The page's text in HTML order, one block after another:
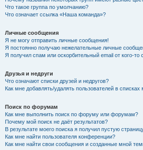
Что такое группа по умолчанию?
Что означает ссылка «Наша команда»?
Личные сообщения
Я не могу отправить личные сообщения!
Я постоянно получаю нежелательные личные
Я получил спам или оскорбительный email от кого-то
Друзья и недруги
Что означают списки друзей и недругов?
Как мне добавлять/удалять пользователей в списках
Поиск по форумам
Как мне выполнить поиск по форуму или форумам?
Почему мой поиск не даёт результатов?
В результате моего поиска я получил пустую
Как мне найти пользователя конференции?
Как мне найти свои сообщения и созданные мной